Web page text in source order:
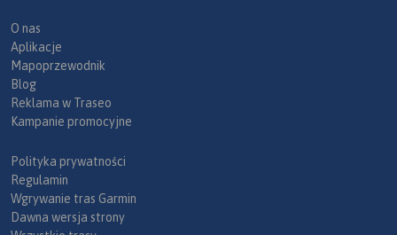
O nas
Aplikacje
Mapoprzewodnik
Blog
Reklama w Traseo
Kampanie promocyjne
Polityka prywatności
Regulamin
Wgrywanie tras Garmin
Dawna wersja strony